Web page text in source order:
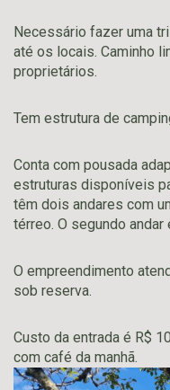
Necessário fazer uma
até os locais. Caminho
proprietários.
Tem estrutura de
Conta com pousada
estruturas disponíveis
têm dois andares com
térreo. O segundo
O empreendimento
sob reserva.
Custo da entrada é R$
com café da manhã.